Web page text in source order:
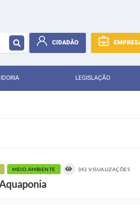
CIDADÃO
LEGISLAÇÃO
MEIO AMBIENTE 342 VISUALIZAÇÕES